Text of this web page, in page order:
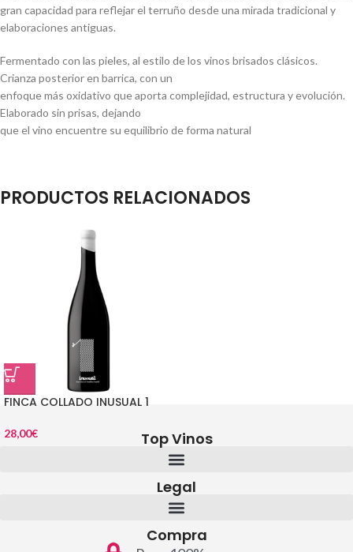
gran capacidad para reflejar el terruño desde una mirada tradicional y
elaboraciones antiguas.
Fermentado con las pieles, al estilo de los vinos brisados clásicos.
Crianza posterior en barrica, con un
enfoque más oxidativo que aporta complejidad, estructura y evolución.
Elaborado sin prisas, dejando
que el vino encuentre su equilibrio de forma natural
PRODUCTOS RELACIONADOS
FINCA COLLADO INUSUAL 1
28,00€ Top Vinos
Legal
Compra